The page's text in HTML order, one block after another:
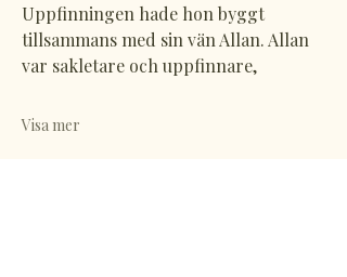
Uppfinningen hade hon byggt
tillsammans med sin vän Allan. Allan
var sakletare och uppfinnare,
Visa mer